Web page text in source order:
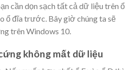
cần dọn sạch tất cả dữ liệu trên ổ
ổ đĩa trước. Bây giờ chúng ta sẽ
trên Windows 10.
không mất dữ liệu